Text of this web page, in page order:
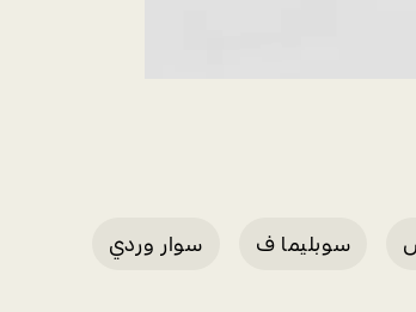
سوبليما ف سوار وردي